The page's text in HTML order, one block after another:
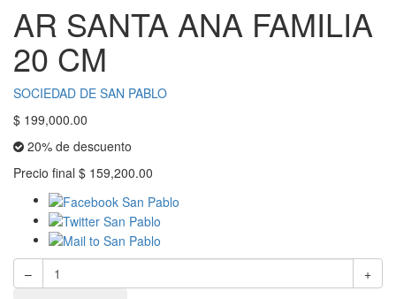
AR SANTA ANA FAMILIA
20 CM
SOCIEDAD DE SAN PABLO
$ 199,000.00
20% de descuento
Precio final $ 159,200.00
–
+